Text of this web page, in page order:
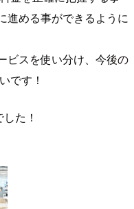
進める事ができるように
ビスを使い分け、今後の
です！
た！